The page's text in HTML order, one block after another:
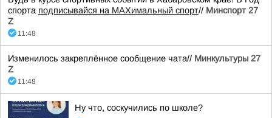
спорта подписывайся на МАХимальный спорт// Минспорт 27
Z
11:48
Изменилось закреплённое сообщение чата// Минкультуры 27
Z
11:48
Ну что, соскучились по школе?